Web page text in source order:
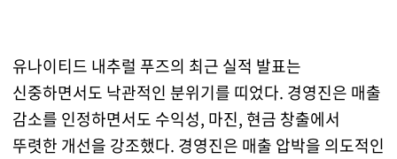
유나이티드 내추럴 푸즈의 최근 실적 발표는
신중하면서도 낙관적인 분위기를 띠었다. 경영진은 매출
감소를 인정하면서도 수익성, 마진, 현금 창출에서
뚜렷한 개선을 강조했다. 경영진은 매출 압박을 의도적인